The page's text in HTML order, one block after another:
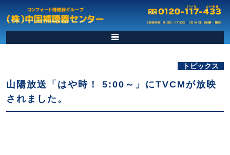
トピックス
山陽放送「はや時！ 5:00～」にTVCMが放映
されました。